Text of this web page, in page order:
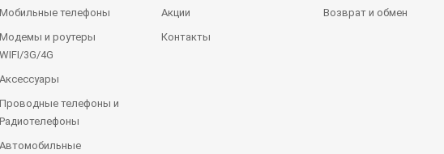
Мобильные телефоны
Модемы и роутеры
WIFI/3G/4G
Аксессуары
Проводные телефоны и
Радиотелефоны
Автомобильные
Акции
Контакты
Возврат и обмен